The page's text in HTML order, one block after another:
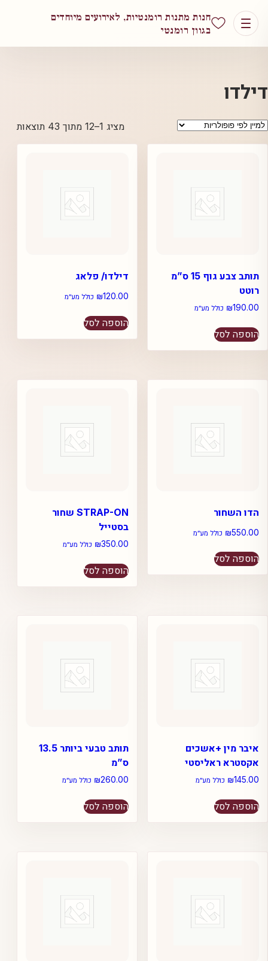
חנות מתנות רומנטיות, לאירועים מיוחדים
בגוון רומנטי
דילדו
מציג 1–12 מתוך 43 תוצאות
דילדו/ פלאג
₪120.00 כולל מע״מ
הוספה לסל
תותב צבע גוף 15 ס”מ
רוטט
₪190.00 כולל מע״מ
הוספה לסל
STRAP-ON שחור
בסטייל
₪350.00 כולל מע״מ
הוספה לסל
הדו השחור
₪550.00 כולל מע״מ
הוספה לסל
תותב טבעי ביותר 13.5
ס”מ
₪260.00 כולל מע״מ
הוספה לסל
איבר מין +אשכים
אקסטרא ראליסטי
₪145.00 כולל מע״מ
הוספה לסל